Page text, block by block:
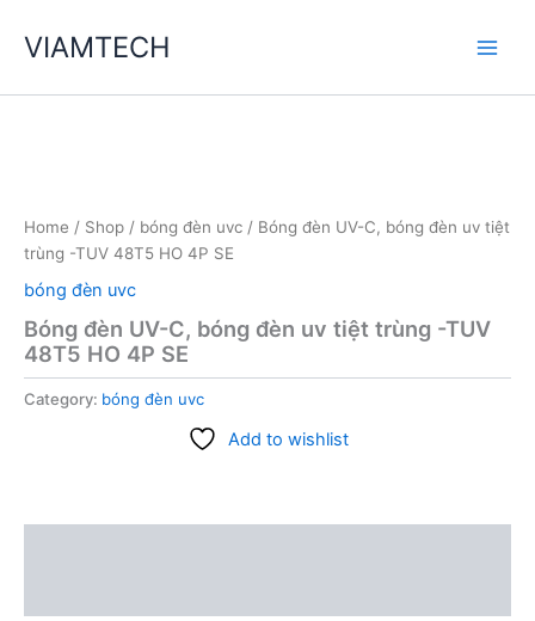
VIAMTECH
Home / Shop / bóng đèn uvc / Bóng đèn UV-C, bóng đèn uv tiệt
trùng -TUV 48T5 HO 4P SE
bóng đèn uvc
Bóng đèn UV-C, bóng đèn uv tiệt trùng -TUV
48T5 HO 4P SE
Category: bóng đèn uvc
Add to wishlist